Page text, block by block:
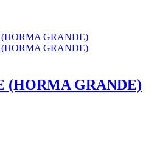
(HORMA GRANDE)